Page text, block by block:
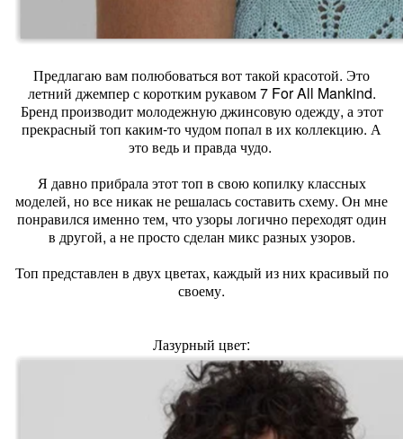
Предлагаю вам полюбоваться вот такой красотой. Это
летний джемпер с коротким рукавом 7 For All Mankind.
Бренд производит молодежную джинсовую одежду, а этот
прекрасный топ каким-то чудом попал в их коллекцию. А
это ведь и правда чудо.
Я давно прибрала этот топ в свою копилку классных
моделей, но все никак не решалась составить схему. Он мне
понравился именно тем, что узоры логично переходят один
в другой, а не просто сделан микс разных узоров.
Топ представлен в двух цветах, каждый из них красивый по
своему.
Лазурный цвет: